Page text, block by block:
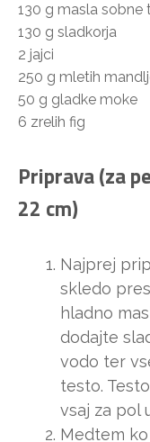
130 g masla sobne
130 g sladkorja
2 jajci
250 g mletih
50 g gladke moke
6 zrelih fig
Priprava (za
22 cm)
Najprej
skledo
hladno
dodajte
vodo ter
testo.
vsaj za pol
Medtem